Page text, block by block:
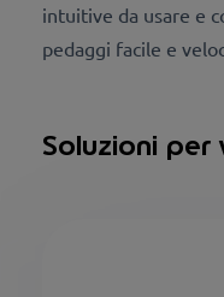
intuitive da usare e
pedaggi facile e
Soluzioni per